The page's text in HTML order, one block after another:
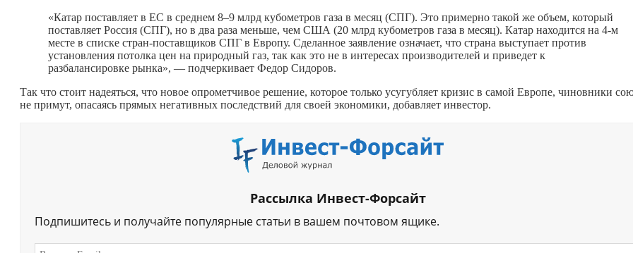
«Катар поставляет в ЕС в среднем 8–9 млрд кубометров газа в месяц (СПГ). Это примерно такой же объем, который
поставляет Россия (СПГ), но в два раза меньше, чем США (20 млрд кубометров газа в месяц). Катар находится на 4‑м
месте в списке стран-поставщиков СПГ в Европу. Сделанное заявление означает, что страна выступает против
установления потолка цен на природный газ, так как это не в интересах производителей и приведет к
разбалансировке рынка», — подчеркивает Федор Сидоров.
Так что стоит надеяться, что новое опрометчивое решение, которое только усугубляет кризис в самой Европе, чиновники
не примут, опасаясь прямых негативных последствий для своей экономики, добавляет инвестор.
Рассылка Инвест-Форсайт
Подпишитесь и получайте популярные статьи в вашем почтовом ящике.